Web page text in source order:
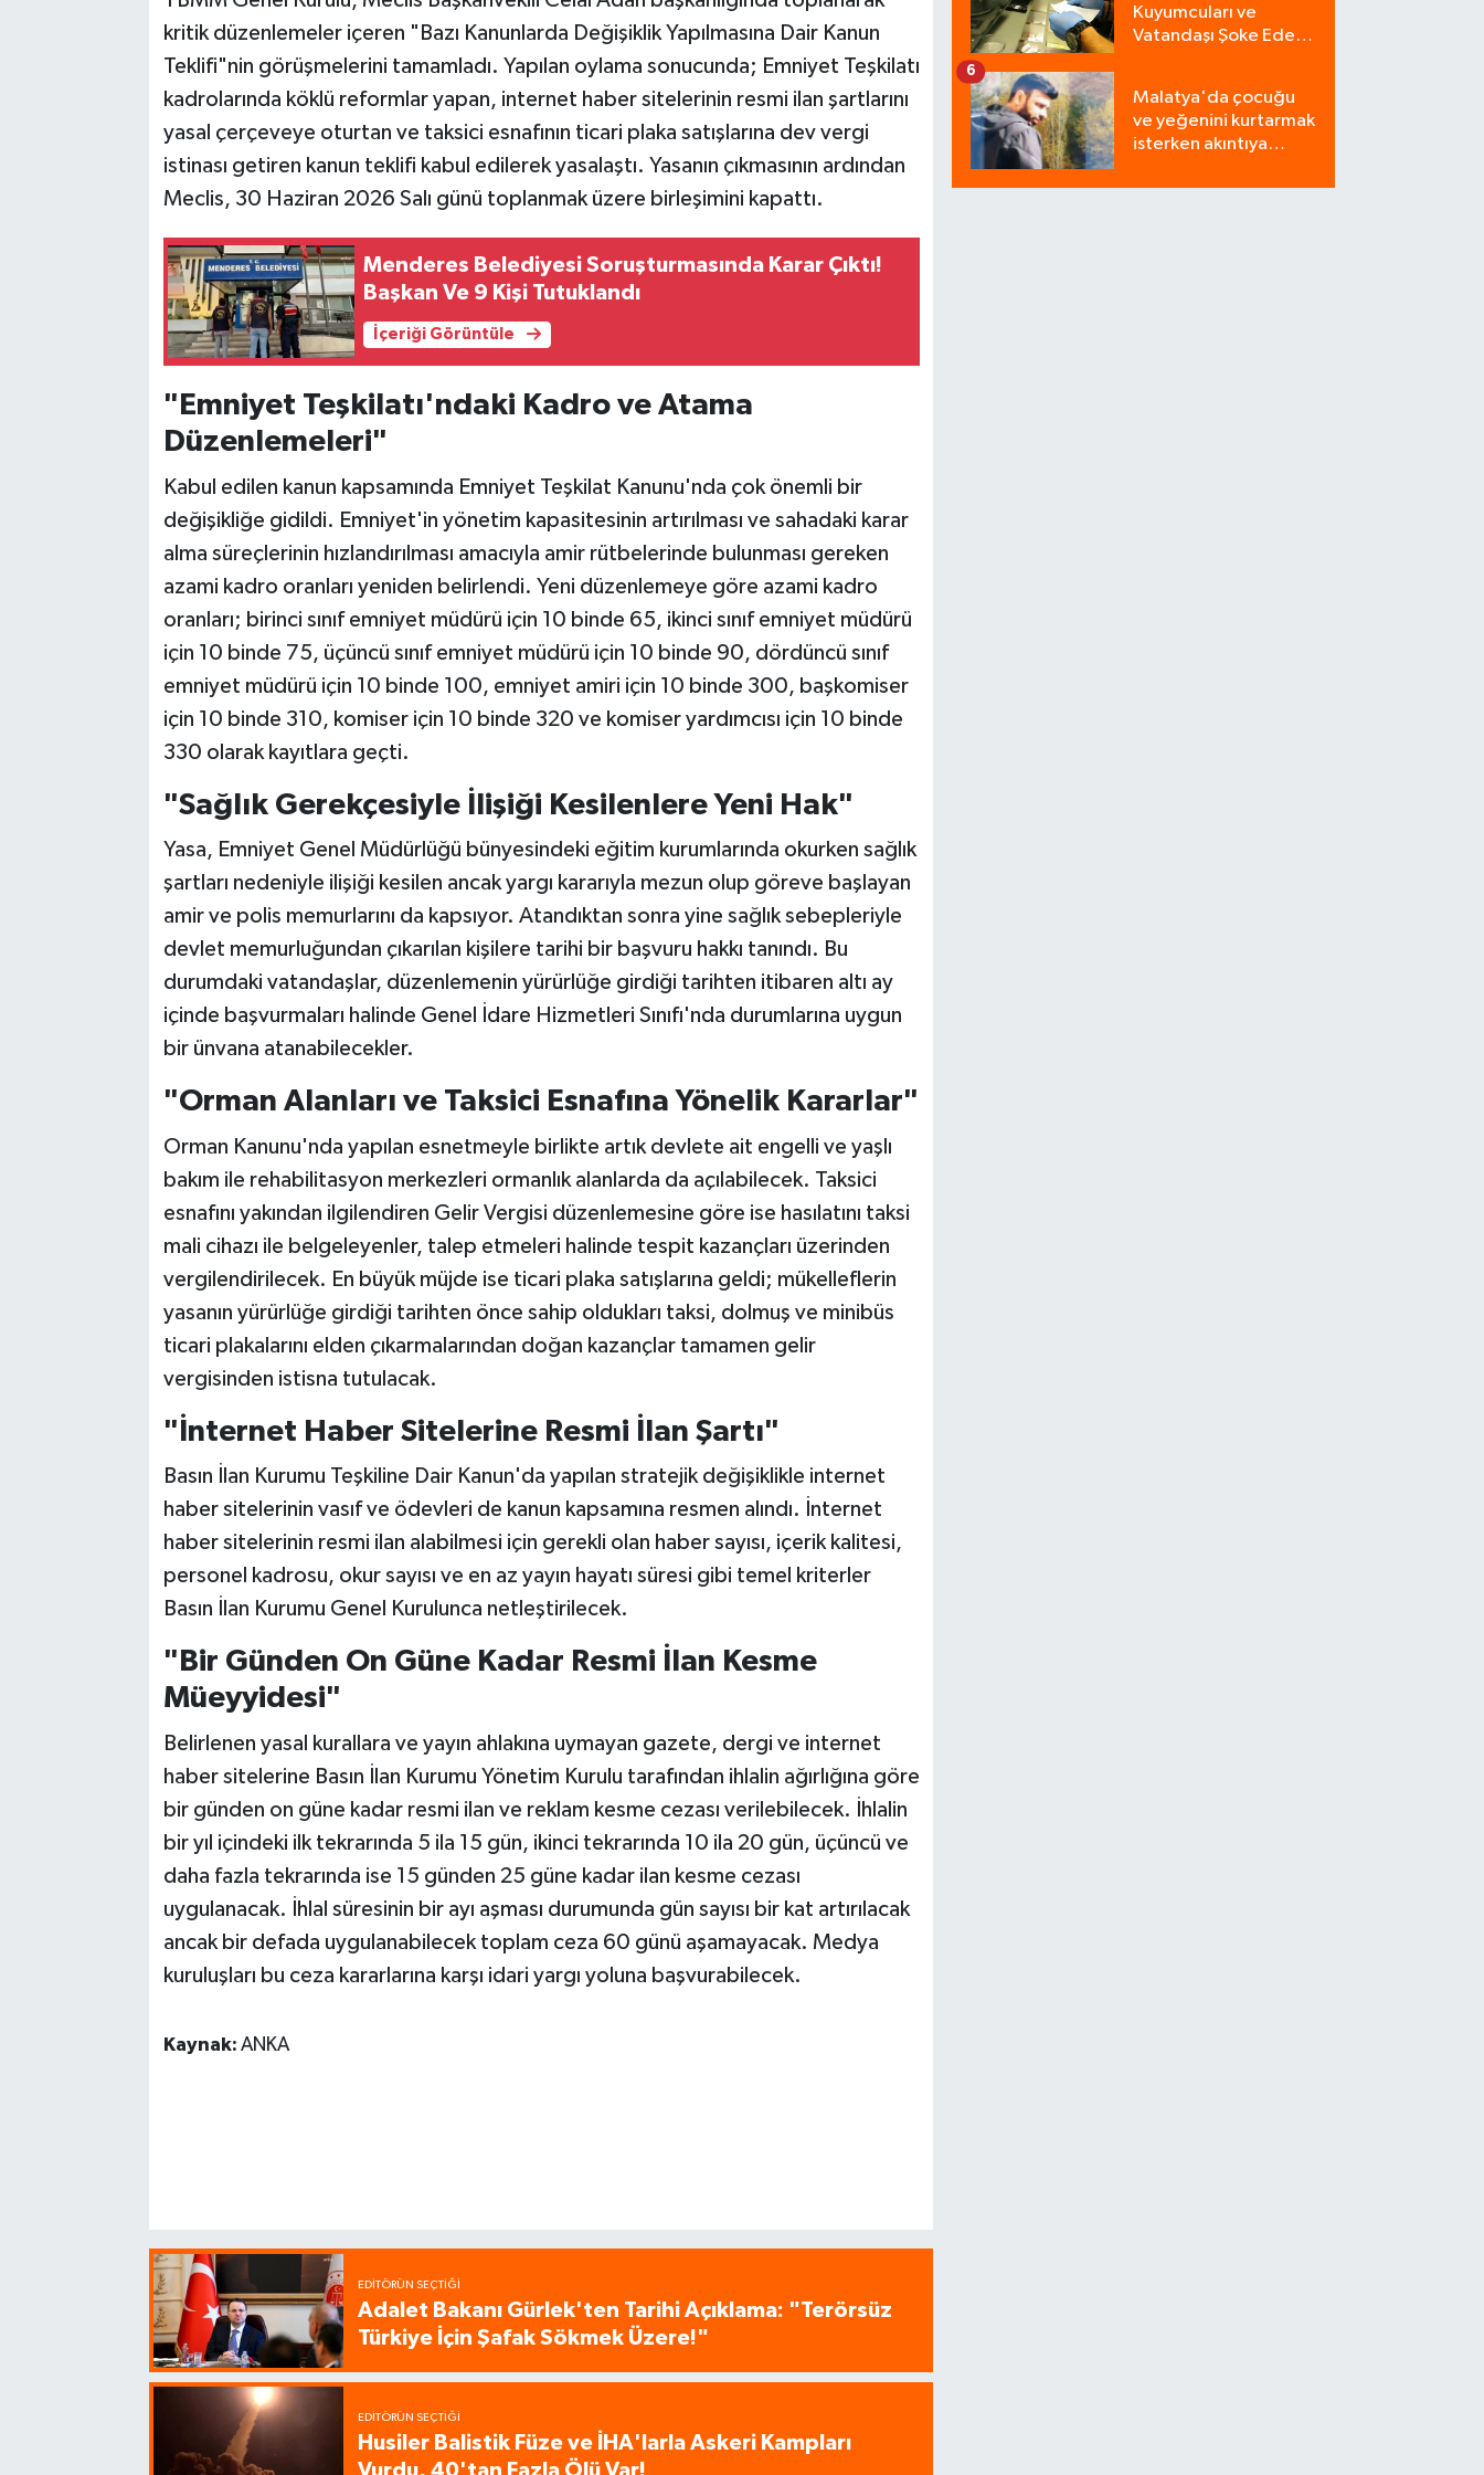
kritik düzenlemeler içeren "Bazı Kanunlarda Değişiklik Yapılmasına Dair Kanun
Teklifi"nin görüşmelerini tamamladı. Yapılan oylama sonucunda; Emniyet Teşkilatı
kadrolarında köklü reformlar yapan, internet haber sitelerinin resmi ilan şartlarını
yasal çerçeveye oturtan ve taksici esnafının ticari plaka satışlarına dev vergi
istinası getiren kanun teklifi kabul edilerek yasalaştı. Yasanın çıkmasının ardından
Meclis, 30 Haziran 2026 Salı günü toplanmak üzere birleşimini kapattı.
Menderes Belediyesi Soruşturmasında Karar Çıktı!
Başkan Ve 9 Kişi Tutuklandı
İçeriği Görüntüle
"Emniyet Teşkilatı'ndaki Kadro ve Atama
Düzenlemeleri"
Kabul edilen kanun kapsamında Emniyet Teşkilat Kanunu'nda çok önemli bir
değişikliğe gidildi. Emniyet'in yönetim kapasitesinin artırılması ve sahadaki karar
alma süreçlerinin hızlandırılması amacıyla amir rütbelerinde bulunması gereken
azami kadro oranları yeniden belirlendi. Yeni düzenlemeye göre azami kadro
oranları; birinci sınıf emniyet müdürü için 10 binde 65, ikinci sınıf emniyet müdürü
için 10 binde 75, üçüncü sınıf emniyet müdürü için 10 binde 90, dördüncü sınıf
emniyet müdürü için 10 binde 100, emniyet amiri için 10 binde 300, başkomiser
için 10 binde 310, komiser için 10 binde 320 ve komiser yardımcısı için 10 binde
330 olarak kayıtlara geçti.
"Sağlık Gerekçesiyle İlişiği Kesilenlere Yeni Hak"
Yasa, Emniyet Genel Müdürlüğü bünyesindeki eğitim kurumlarında okurken sağlık
şartları nedeniyle ilişiği kesilen ancak yargı kararıyla mezun olup göreve başlayan
amir ve polis memurlarını da kapsıyor. Atandıktan sonra yine sağlık sebepleriyle
devlet memurluğundan çıkarılan kişilere tarihi bir başvuru hakkı tanındı. Bu
durumdaki vatandaşlar, düzenlemenin yürürlüğe girdiği tarihten itibaren altı ay
içinde başvurmaları halinde Genel İdare Hizmetleri Sınıfı'nda durumlarına uygun
bir ünvana atanabilecekler.
"Orman Alanları ve Taksici Esnafına Yönelik Kararlar"
Orman Kanunu'nda yapılan esnetmeyle birlikte artık devlete ait engelli ve yaşlı
bakım ile rehabilitasyon merkezleri ormanlık alanlarda da açılabilecek. Taksici
esnafını yakından ilgilendiren Gelir Vergisi düzenlemesine göre ise hasılatını taksi
mali cihazı ile belgeleyenler, talep etmeleri halinde tespit kazançları üzerinden
vergilendirilecek. En büyük müjde ise ticari plaka satışlarına geldi; mükelleflerin
yasanın yürürlüğe girdiği tarihten önce sahip oldukları taksi, dolmuş ve minibüs
ticari plakalarını elden çıkarmalarından doğan kazançlar tamamen gelir
vergisinden istisna tutulacak.
"İnternet Haber Sitelerine Resmi İlan Şartı"
Basın İlan Kurumu Teşkiline Dair Kanun'da yapılan stratejik değişiklikle internet
haber sitelerinin vasıf ve ödevleri de kanun kapsamına resmen alındı. İnternet
haber sitelerinin resmi ilan alabilmesi için gerekli olan haber sayısı, içerik kalitesi,
personel kadrosu, okur sayısı ve en az yayın hayatı süresi gibi temel kriterler
Basın İlan Kurumu Genel Kurulunca netleştirilecek.
"Bir Günden On Güne Kadar Resmi İlan Kesme
Müeyyidesi"
Belirlenen yasal kurallara ve yayın ahlakına uymayan gazete, dergi ve internet
haber sitelerine Basın İlan Kurumu Yönetim Kurulu tarafından ihlalin ağırlığına göre
bir günden on güne kadar resmi ilan ve reklam kesme cezası verilebilecek. İhlalin
bir yıl içindeki ilk tekrarında 5 ila 15 gün, ikinci tekrarında 10 ila 20 gün, üçüncü ve
daha fazla tekrarında ise 15 günden 25 güne kadar ilan kesme cezası
uygulanacak. İhlal süresinin bir ayı aşması durumunda gün sayısı bir kat artırılacak
ancak bir defada uygulanabilecek toplam ceza 60 günü aşamayacak. Medya
kuruluşları bu ceza kararlarına karşı idari yargı yoluna başvurabilecek.
Kaynak: ANKA
EDITÖRÜN SEÇTIĞI
Adalet Bakanı Gürlek'ten Tarihi Açıklama: "Terörsüz
Türkiye İçin Şafak Sökmek Üzere!"
EDITÖRÜN SEÇTIĞI
Husiler Balistik Füze ve İHA'larla Askeri Kampları
Kuyumcuları ve
Vatandaşı Şoke Eden
Bozdu!
Malatya'da çocuğu
ve yeğenini kurtarmak
isterken akıntıya
yaşamını yitirdi
6